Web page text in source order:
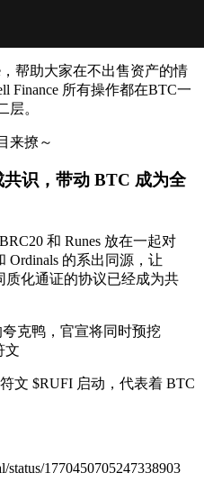
，帮助大家在不出售资产的情
Finance 所有操作都在BTC一
层。
来撩～
识，带动 BTC 成为全
和 Runes 放在一起对
Ordinals 的系出同源，让
质化通证的协议已经成为共
夸克鸭，官宣将同时预挖
文
文 $RUFI 启动，代表着 BTC
status/1770450705247338903